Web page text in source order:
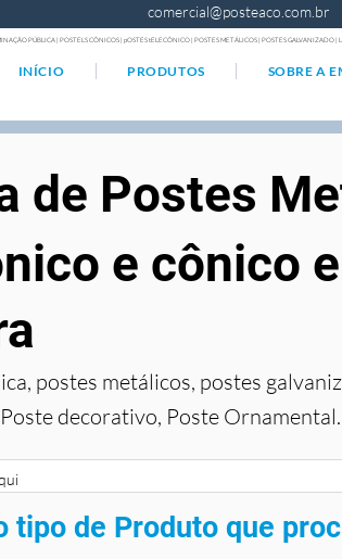
comercial@posteaco.com.br
PÚBLICA | POSTELS CÔNICOS | pOSTES tELECÔNICO | POSTES METÁLICOS | POSTES
INÍCIO PRODUTOS SOBRE A
de Postes
e cônico
postes metálicos, postes
decorativo, Poste Ornamental.
tipo de Produto que